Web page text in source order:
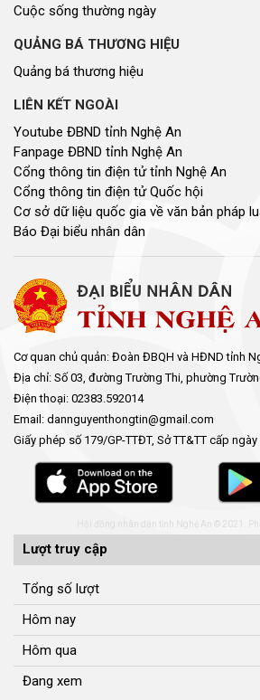
Cuộc sống thường ngày
QUẢNG BÁ THƯƠNG HIỆU
Quảng bá thương hiệu
LIÊN KẾT NGOÀI
Youtube ĐBND tỉnh Nghệ An
Fanpage ĐBND tỉnh Nghệ An
Cổng thông tin điện tử tỉnh Nghệ An
Cổng thông tin điện tử Quốc hội
Cơ sở dữ liệu quốc gia về văn bản pháp
Báo Đại biểu nhân dân
Cơ quan chủ quản: Đoàn ĐBQH và HĐND tỉnh
Địa chỉ: Số 03, đường Trường Thi, phường
Điện thoại: 02383.592014
Email: dannguyenthongtin@gmail.com
Giấy phép số 179/GP-TTĐT, Sở TT&TT cấp
Hội đồng nhân dân tỉnh Nghệ An © 2021.
Lượt truy cập
Tổng số lượt
Hôm nay
Hôm qua
Đang xem